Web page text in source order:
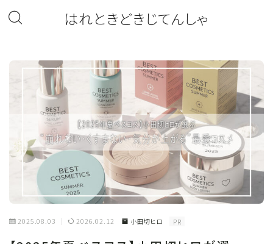
はれときどきじてんしゃ
2025.08.03 2026.02.12 小田切ヒロ PR